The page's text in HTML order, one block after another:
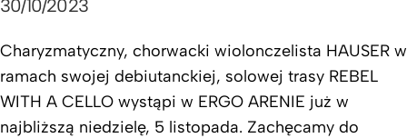
30/10/2023
Charyzmatyczny, chorwacki wiolonczelista HAUSER w
ramach swojej debiutanckiej, solowej trasy REBEL
WITH A CELLO wystąpi w ERGO ARENIE już w
najbliższą niedzielę, 5 listopada. Zachęcamy do